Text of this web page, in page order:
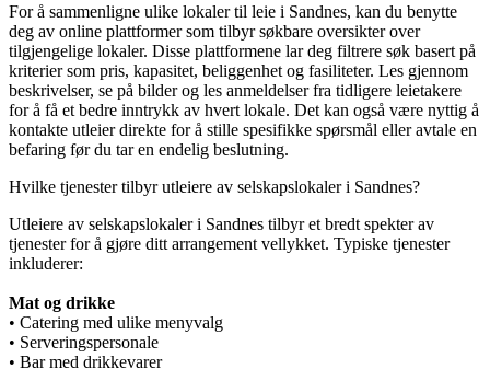
For å sammenligne ulike lokaler til leie i Sandnes, kan du benytte
deg av online plattformer som tilbyr søkbare oversikter over
tilgjengelige lokaler. Disse plattformene lar deg filtrere søk basert på
kriterier som pris, kapasitet, beliggenhet og fasiliteter. Les gjennom
beskrivelser, se på bilder og les anmeldelser fra tidligere leietakere
for å få et bedre inntrykk av hvert lokale. Det kan også være nyttig å
kontakte utleier direkte for å stille spesifikke spørsmål eller avtale en
befaring før du tar en endelig beslutning.
Hvilke tjenester tilbyr utleiere av selskapslokaler i Sandnes?
Utleiere av selskapslokaler i Sandnes tilbyr et bredt spekter av
tjenester for å gjøre ditt arrangement vellykket. Typiske tjenester
inkluderer:
Mat og drikke
• Catering med ulike menyvalg
• Serveringspersonale
• Bar med drikkevarer